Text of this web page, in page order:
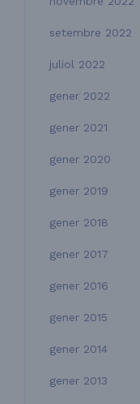
setembre 2022
juliol 2022
gener 2022
gener 2021
gener 2020
gener 2019
gener 2018
gener 2017
gener 2016
gener 2015
gener 2014
gener 2013